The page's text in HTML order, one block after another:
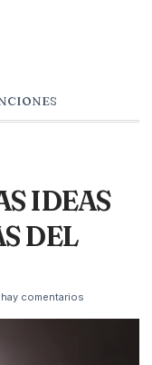
IDEAS
DEL
comentarios